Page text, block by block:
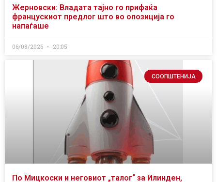
Жерновски: Владата тајно го прифаќа
францускиот предлог што во опозиција го
напаѓаше
06/08/2026 20:05
СООПШТЕНИЈА
По Мицкоски и неговиот „талог“ за Илинден,